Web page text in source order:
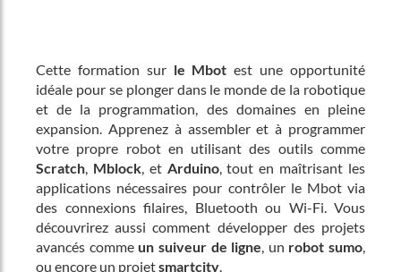
Cette formation surle Mbotest une opportunité
idéale pour se plonger dans le monde de la robotique
et de la programmation, des domaines en pleine
expansion. Apprenez à assembler et à programmer
votre propre robot en utilisant des outils comme
Scratch, Mblock, etArduino, tout en maîtrisant les
applications nécessaires pour contrôler le Mbot via
des connexions filaires, Bluetooth ou Wi-Fi. Vous
découvrirez aussi comment développer des projets
avancés commeun suiveur de ligne, un robot sumo,
ou encore un projetsmartcity.